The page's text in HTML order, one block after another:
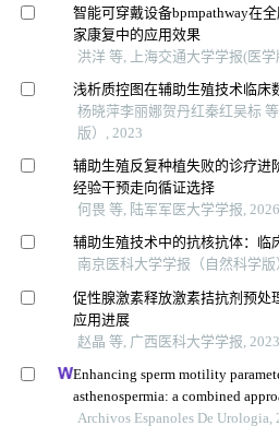
智能可穿戴设备bpmpathway在
家康复中的应用效果
洪洋 等, 上海交通大学学报(医学
浅析质控图在辅助生殖技术临床
杨晓萍李丽娜贺丹红秦红吴标
版）, 2023
辅助生殖反复种植失败的诊疗进
经验干预走向循证选择
何畏 等, 陆军军医大学学报, 2026
辅助生殖技术中的抗核抗体：临
南京医科大学学报（自然科学版
促性腺激素释放激素拮抗剂预处
应用进展
赵晶 等, 广西医科大学学报, 2023
Enhancing sperm motility
asthenospermia: a combined
fusiguan point and tamoxifen
Archivos Espanoles De Urologia,